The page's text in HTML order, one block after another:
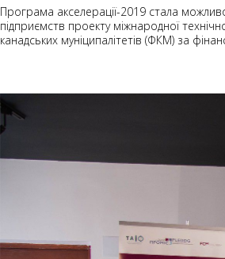
Програма акселерації-2019 стала
підприємств проекту міжнародної
канадських муніципалітетів (ФКМ) за